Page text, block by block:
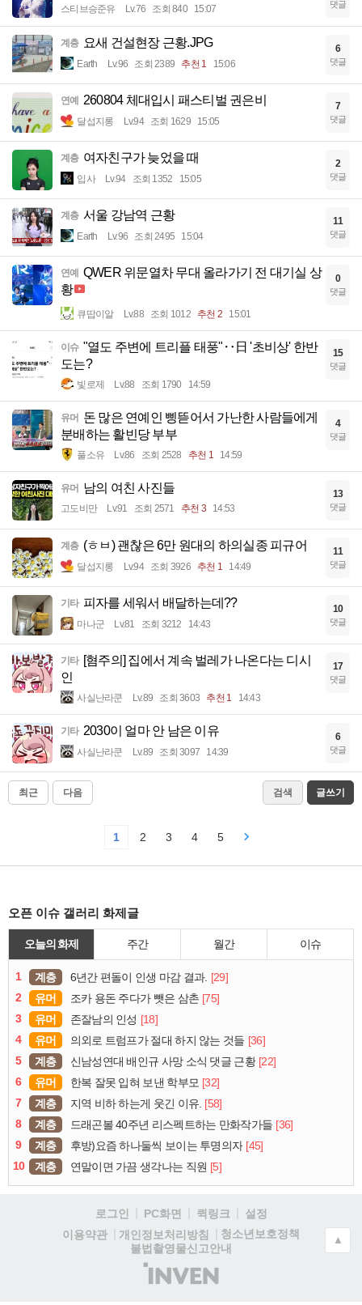
스티브승준유 Lv.76 조회 840 15:07 댓글
계층 요새 건설현장 근황.JPG
Earth Lv.96 조회 2389 추천 1 15:06
6
댓글
연예 260804 체대입시 패스티벌 권은비
달섭지롱 Lv.94 조회 1629 15:05
7
댓글
계층 여자친구가 늦었을 때
입사 Lv.94 조회 1352 15:05
2
댓글
계층 서울 강남역 근황
Earth Lv.96 조회 2495 15:04
11
댓글
연예 QWER 위문열차 무대 올라가기 전 대기실 상
황
큐땁이알 Lv.88 조회 1012 추천 2 15:01
0
댓글
이슈 "열도 주변에 트리플 태풍"‥日 '초비상' 한반
도는?
빛로제 Lv.88 조회 1790 14:59
15
댓글
유머 돈 많은 연예인 삥뜯어서 가난한 사람들에게
분배하는 활빈당 부부
풀소유 Lv.86 조회 2528 추천 1 14:59
4
댓글
유머 남의 여친 사진들
고도비만 Lv.91 조회 2571 추천 3 14:53
13
댓글
계층 (ㅎㅂ) 괜찮은 6만 원대의 하의실종 피규어
달섭지롱 Lv.94 조회 3926 추천 1 14:49
11
댓글
기타 피자를 세워서 배달하는데??
마나군 Lv.81 조회 3212 14:43
10
댓글
기타 [혐주의] 집에서 계속 벌레가 나온다는 디시
인
사실난라쿤 Lv.89 조회 3603 추천 1 14:43
17
댓글
기타 2030이 얼마 안 남은 이유
사실난라쿤 Lv.89 조회 3097 14:39
6
댓글
최근 다음 검색 글쓰기
1 2 3 4 5
오픈 이슈 갤러리 화제글
오늘의 화제 주간 월간 이슈
1 계층 6년간 편돌이 인생 마감 결과. [29]
2
유머 조카 용돈 주다가 뺏은 삼촌 [75]
3
유머 존잘남의 인성 [18]
4
유머 의외로 트럼프가 절대 하지 않는 것들 [36]
5
계층 신남성연대 배인규 사망 소식 댓글 근황 [22]
6
유머 한복 잘못 입혀 보낸 학부모 [32]
7
계층 지역 비하 하는게 웃긴 이유. [58]
8
계층 드래곤볼 40주년 리스펙트하는 만화작가들 [36]
9
계층 후방)요즘 하나둘씩 보이는 투명의자 [45]
10
계층 연말이면 가끔 생각나는 직원 [5]
로그인 PC화면 퀵링크
설정
이용약관
개인정보처리방침
청소년보호정책
불법촬영물신고안내
(주)
인
▲